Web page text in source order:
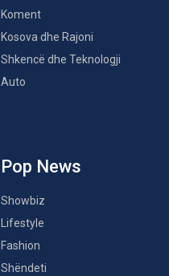
Koment
Kosova dhe Rajoni
Shkencë dhe Teknologji
Auto
Pop News
Showbiz
Lifestyle
Fashion
Shëndeti